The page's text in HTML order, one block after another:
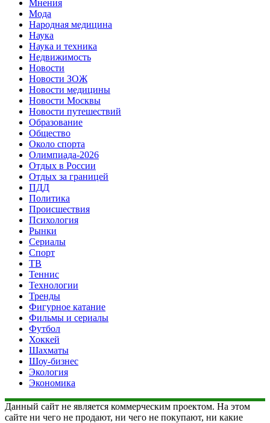
Мнения
Мода
Народная медицина
Наука
Наука и техника
Недвижимость
Новости
Новости ЗОЖ
Новости медицины
Новости Москвы
Новости путешествий
Образование
Общество
Около спорта
Олимпиада-2026
Отдых в России
Отдых за границей
ПДД
Политика
Происшествия
Психология
Рынки
Сериалы
Спорт
ТВ
Теннис
Технологии
Тренды
Фигурное катание
Фильмы и сериалы
Футбол
Хоккей
Шахматы
Шоу-бизнес
Экология
Экономика
Данный сайт не является коммерческим проектом. На этом
сайте ни чего не продают, ни чего не покупают, ни какие